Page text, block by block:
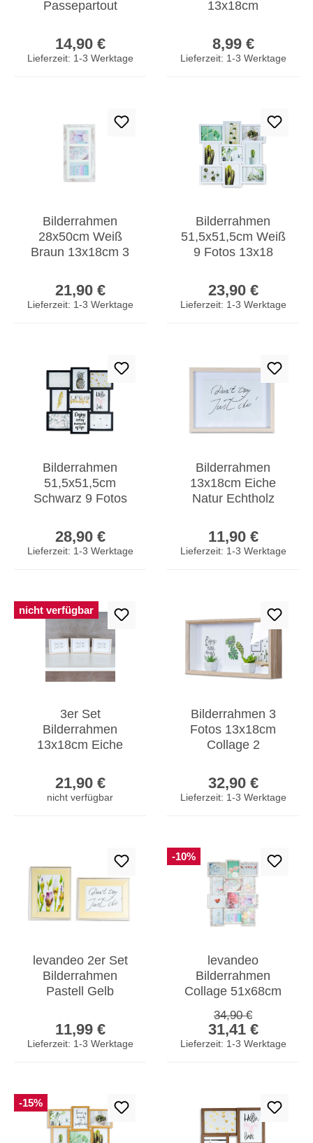
Passepartout
Bilderrahmen
Fotorahmen
14,90 €
Lieferzeit: 1-3 Werktage
13x18cm
Einzelrahmen
Portraitrahmen
8,99 €
Lieferzeit: 1-3 Werktage
Bilderrahmen
28x50cm Weiß
Braun 13x18cm 3
Vintage
Fotorahmen
21,90 €
Lieferzeit: 1-3 Werktage
Bilderrahmen
51,5x51,5cm Weiß
9 Fotos 13x18
Collage Galerie
23,90 €
Lieferzeit: 1-3 Werktage
Bilderrahmen
51,5x51,5cm
Schwarz 9 Fotos
Collage Galerie
28,90 €
Lieferzeit: 1-3 Werktage
Bilderrahmen
13x18cm Eiche
Natur Echtholz
Einzelrahmen
Portraitrahmen
11,90 €
Lieferzeit: 1-3 Werktage
nicht verfügbar
3er Set
Bilderrahmen
13x18cm Eiche
Fotorahmen
Einzelrahmen Weiß
21,90 €
nicht verfügbar
Bilderrahmen 3
Fotos 13x18cm
Collage 2
Fotorahmen
Fotogalerie
32,90 €
Lieferzeit: 1-3 Werktage
levandeo 2er Set
Bilderrahmen
Pastell Gelb
Fotorahmen Glas
Portrait Deko
11,99 €
Lieferzeit: 1-3 Werktage
-10%
levandeo
Bilderrahmen
Collage 51x68cm
Shabby Chic MDF
Holz Glas
Verkaufspreis:
31,41 €
Regulärer Preis:
34,90 €
Lieferzeit: 1-3 Werktage
-15%